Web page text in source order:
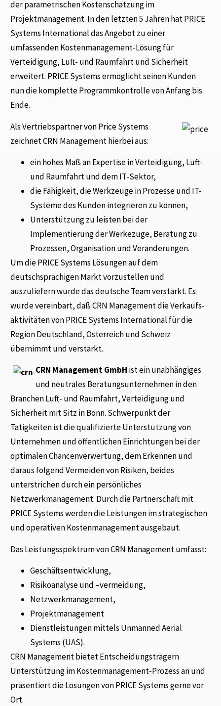
der parametrischen Kostenschätzung im
Projektmanagement. In den letzten 5 Jahren hat PRICE
Systems International das Angebot zu einer
umfassenden Kostenmanagement-Lösung für
Verteidigung, Luft- und Raumfahrt und Sicherheit
erweitert. PRICE Systems ermöglicht seinen Kunden
nun die komplette Programmkontrolle von Anfang bis
Ende.
Als Vertriebspartner von Price Systems
zeichnet CRN Management hierbei aus:
ein hohes Maß an Expertise in Verteidigung, Luft-
und Raumfahrt und dem IT-Sektor,
die Fähigkeit, die Werkzeuge in Prozesse und IT-
Systeme des Kunden integrieren zu können,
Unterstützung zu leisten bei der
Implementierung der Werkezuge, Beratung zu
Prozessen, Organisation und Veränderungen.
Um die PRICE Systems Lösungen auf dem
deutschsprachigen Markt vorzustellen und
auszuliefern wurde das deutsche Team verstärkt. Es
wurde vereinbart, daß CRN Management die Verkaufs-
aktivitäten von PRICE Systems International für die
Region Deutschland, Österreich und Schweiz
übernimmt und verstärkt.
CRN Management GmbH ist ein unabhängiges
und neutrales Beratungsunternehmen in den
Branchen Luft- und Raumfahrt, Verteidigung und
Sicherheit mit Sitz in Bonn. Schwerpunkt der
Tätigkeiten ist die qualifizierte Unterstützung von
Unternehmen und öffentlichen Einrichtungen bei der
optimalen Chancenverwertung, dem Erkennen und
daraus folgend Vermeiden von Risiken, beides
unterstrichen durch ein persönliches
Netzwerkmanagement. Durch die Partnerschaft mit
PRICE Systems werden die Leistungen im strategischen
und operativen Kostenmanagement ausgebaut.
Das Leistungsspektrum von CRN Management umfasst:
Geschäftsentwicklung,
Risikoanalyse und –vermeidung,
Netzwerkmanagement,
Projektmanagement
Dienstleistungen mittels Unmanned Aerial
Systems (UAS).
CRN Management bietet Entscheidungsträgern
Unterstützung im Kostenmanagement-Prozess an und
präsentiert die Lösungen von PRICE Systems gerne vor
Ort.